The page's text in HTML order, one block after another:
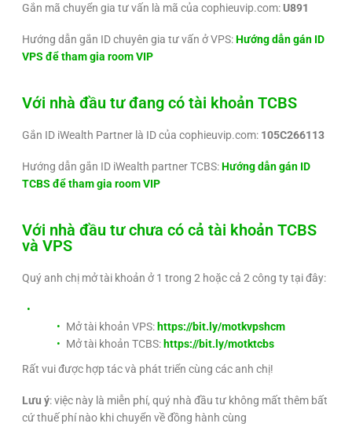
Gắn mã chuyển gia tư vấn là mã của cophieuvip.com:U891
Hướng dẫn gắn ID chuyên gia tư vấn ở VPS:Hướng dẫn gán ID
VPS để tham gia room VIP
Với nhà đầu tư đang có tài khoản TCBS
Gắn ID iWealth Partner là ID của cophieuvip.com: 105C266113
Hướng dẫn gắn ID iWealth partner TCBS:Hướng dẫn gán ID
TCBS để tham gia room VIP
Với nhà đầu tư chưa có cả tài khoản TCBS
và VPS
Quý anh chị mở tài khoản ở 1 trong 2 hoặc cả 2 công ty tại đây:
Mở tài khoản VPS: https://bit.ly/motkvpshcm
Mở tài khoản TCBS: https://bit.ly/motktcbs
Rất vui được hợp tác và phát triển cùng các anh chị!
Lưu ý: việc này là miễn phí, quý nhà đầu tư không mất thêm bất
cứ thuế phí nào khi chuyển về đồng hành cùng